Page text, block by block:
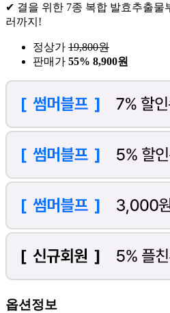
✔ 결을 위한 7종 복합 발효추출물
러까지!
정상가 19,800원
판매가 55% 8,900원
옵션정보